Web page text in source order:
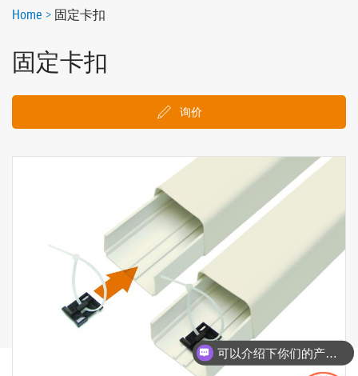
Breadcrumb
Home 固定卡扣
固定卡扣
询价
可以介绍下你们的产品么